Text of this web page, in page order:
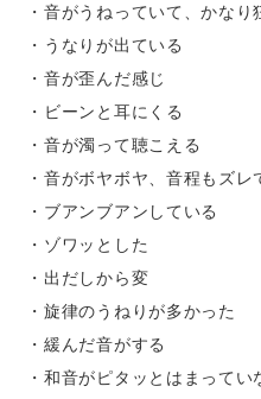
・音がうねっていて、かなり
・うなりが出ている
・音が歪んだ感じ
・ビーンと耳にくる
・音が濁って聴こえる
・音がボヤボヤ、音程もズレ
・ブアンブアンしている
・ゾワッとした
・出だしから変
・旋律のうねりが多かった
・緩んだ音がする
・和音がピタッとはまってい